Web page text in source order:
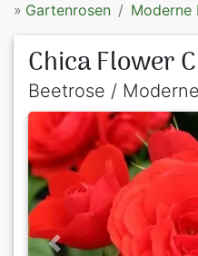
» Gartenrosen Moderne
Chica Flower
Beetrose /